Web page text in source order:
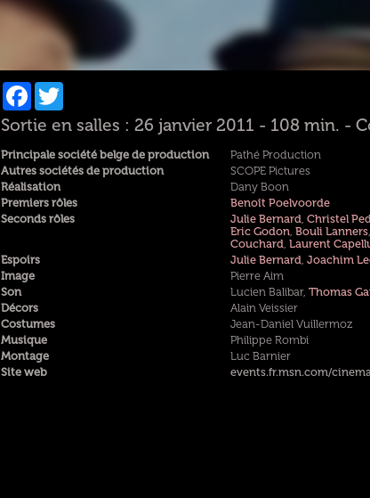
Facebook
Sortie en salles : 26 janvier 2011 - 108 min. -
Principale société belge de production
Pathé Production
Autres sociétés de production
SCOPE Pictures
Réalisation
Dany Boon
Premiers rôles
Benoît Poelvoorde
Seconds rôles
Julie Bernard Christel
Eric Godon Bouli Lanners,
Couchard Laurent
Espoirs
Julie Bernard Joachim
Image
Pierre Aim
Son
Lucien Balibar, Thomas
Décors
Alain Veissier
Costumes
Jean-Daniel Vuillermoz
Musique
Philippe Rombi
Montage
Luc Barnier
Site web
events.fr.msn.com/